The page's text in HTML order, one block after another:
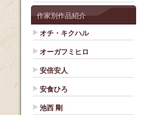
作家別作品紹介
オチ・キクハル
オーガフミヒロ
安倍安人
安食ひろ
池西 剛